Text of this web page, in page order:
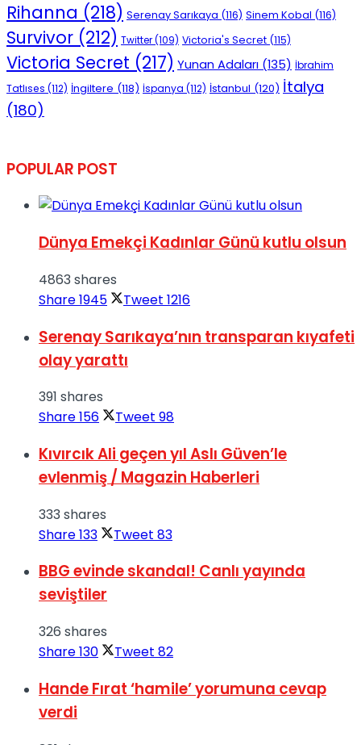
Rihanna (218) Serenay Sarıkaya (116) Sinem Kobal (116)
Survivor (212) Twitter(109) Victoria's Secret (115)
Victoria Secret (217) Yunan Adaları (135) İbrahim
Tatlıses (112) İngiltere (118) İspanya (112) İstanbul (120) İtalya
(180)
POPULAR POST
Dünya Emekçi Kadınlar Günü kutlu olsun
4863 shares
Share1945 Tweet 1216
Serenay Sarıkaya’nın transparan kıyafeti
olay yarattı
391 shares
Share156 Tweet 98
Kıvırcık Ali geçen yıl Aslı Güven’le
evlenmiş / Magazin Haberleri
333 shares
Share133 Tweet 83
BBG evinde skandal! Canlı yayında
seviştiler
326 shares
Share130 Tweet 82
Hande Fırat ‘hamile’ yorumuna cevap
verdi